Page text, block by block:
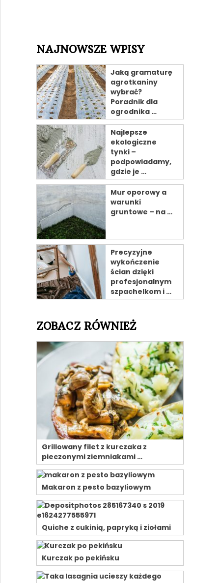
NAJNOWSZE WPISY
Jaką gramaturę
agrotkaniny
wybrać?
Poradnik dla
ogrodnika …
Najlepsze
ekologiczne
tynki –
podpowiadamy,
gdzie je …
Mur oporowy a
warunki
gruntowe – na …
Precyzyjne
wykończenie
ścian dzięki
profesjonalnym
szpachelkom i …
ZOBACZ RÓWNIEŻ
Grillowany filet z kurczaka z
pieczonymi ziemniakami …
Makaron z pesto bazyliowym
Quiche z cukinią, papryką i ziołami
Kurczak po pekińsku